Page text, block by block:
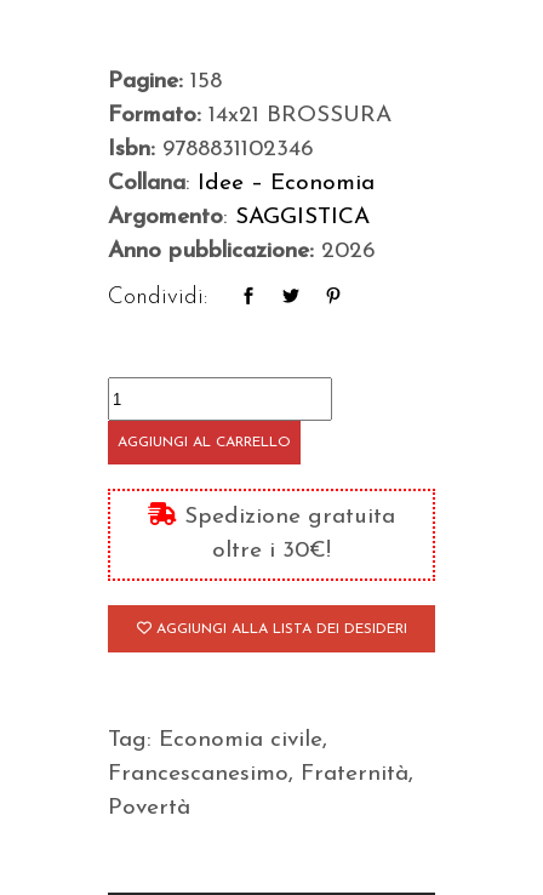
Pagine: 158
Formato: 14x21 BROSSURA
Isbn: 9788831102346
Collana: Idee – Economia
Argomento: SAGGISTICA
Anno pubblicazione: 2026
Condividi:
L'economia
di
san
Francesco
quantità
AGGIUNGI AL CARRELLO
Spedizione gratuita
oltre i 30€!
AGGIUNGI ALLA LISTA DEI DESIDERI
Tag: Economia civile,
Francescanesimo, Fraternità,
Povertà